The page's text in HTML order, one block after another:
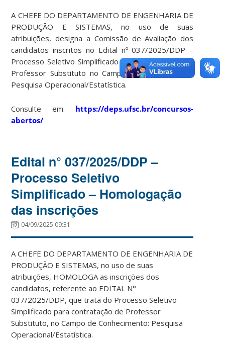
A CHEFE DO DEPARTAMENTO DE ENGENHARIA DE
PRODUÇÃO E SISTEMAS, no uso de suas
atribuições, designa a Comissão de Avaliação dos
candidatos inscritos no Edital nº 037/2025/DDP –
Processo Seletivo Simplificado para contratação de
Professor Substituto no Campo de Conhecimento:
Pesquisa Operacional/Estatística.
Consulte em: https://deps.ufsc.br/concursos-
abertos/
Edital n° 037/2025/DDP –
Processo Seletivo
Simplificado – Homologação
das inscrições
04/09/2025 09:31
A CHEFE DO DEPARTAMENTO DE ENGENHARIA DE
PRODUÇÃO E SISTEMAS, no uso de suas
atribuições, HOMOLOGA as inscrições dos
candidatos, referente ao EDITAL N°
037/2025/DDP, que trata do Processo Seletivo
Simplificado para contratação de Professor
Substituto, no Campo de Conhecimento: Pesquisa
Operacional/Estatística.